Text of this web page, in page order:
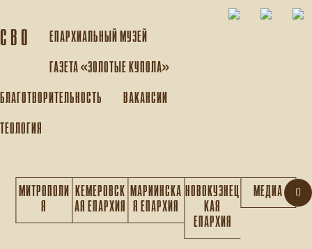
С В О
ЕПАРХИАЛЬНЫЙ МУЗEЙ
ГАЗЕТА «ЗОЛОТЫЕ КУПОЛА»
БЛАГОТВОРИТЕЛЬНОСТЬ
ВАКАНСИИ
ТЕОЛОГИЯ
МИТРОПОЛИ
Я
КЕМЕРОВСК
АЯ ЕПАРХИЯ
МАРИИНСКА
Я ЕПАРХИЯ
НОВОКУЗНЕЦ
КАЯ
ЕПАРХИЯ
МЕДИА